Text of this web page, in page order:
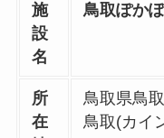
施
設
名
鳥取ぽか
所
在
鳥取県鳥
鳥取(カイ